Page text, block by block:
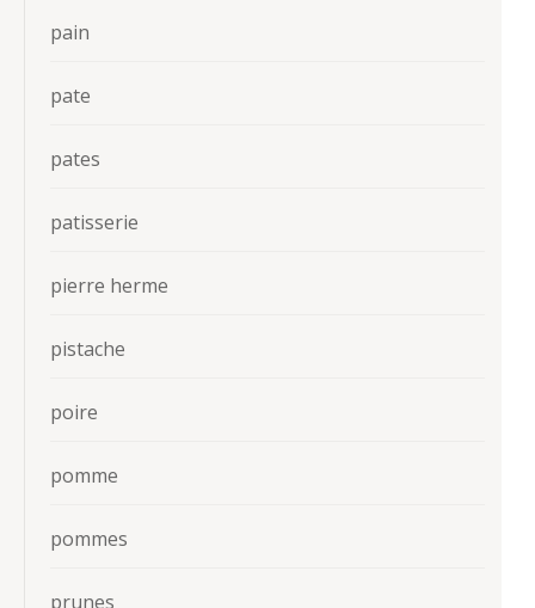
pain
pate
pates
patisserie
pierre herme
pistache
poire
pomme
pommes
prunes